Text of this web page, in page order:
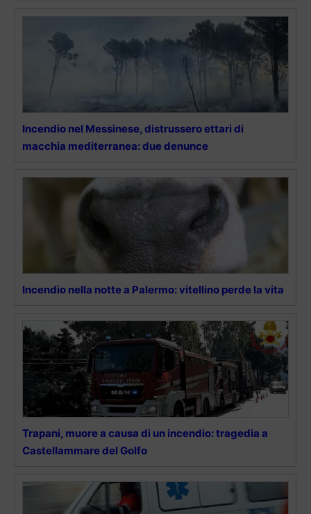
Incendio nel Messinese, distrussero ettari di
macchia mediterranea: due denunce
Incendio nella notte a Palermo: vitellino perde la vita
Trapani, muore a causa di un incendio: tragedia a
Castellammare del Golfo